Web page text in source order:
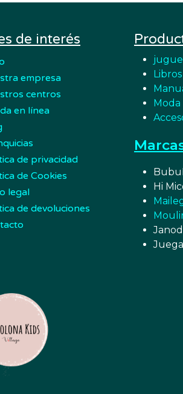
de interés
empresa
centros
en línea
de privacidad
de Cookies
legal
de devoluciones
Moda
Hi
Janod